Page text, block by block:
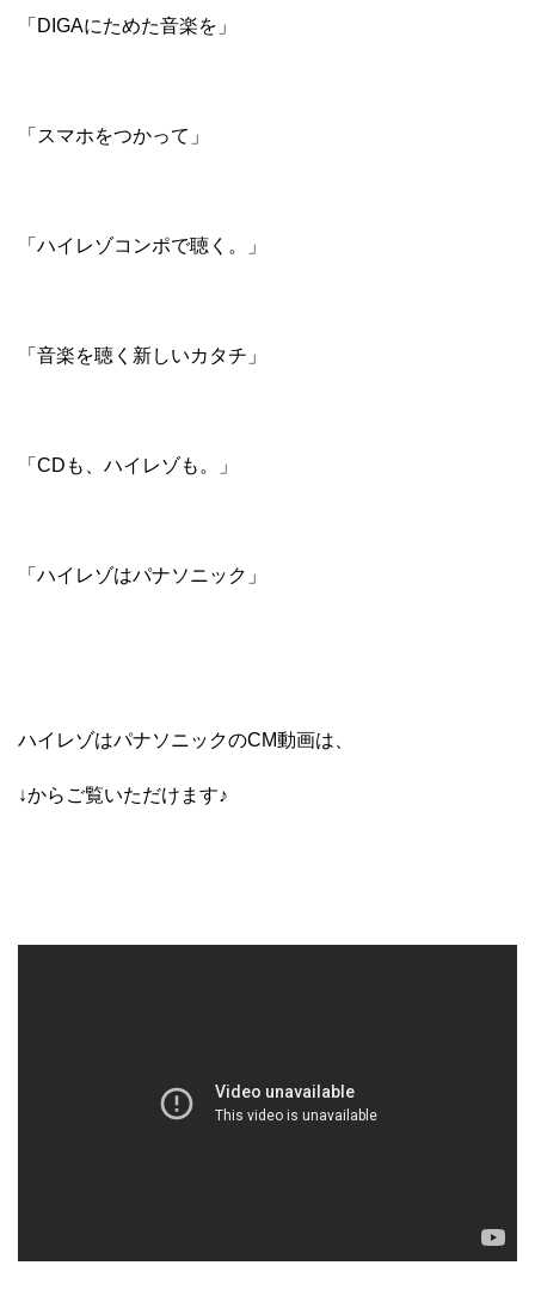
「DIGAにためた音楽を」
「スマホをつかって」
「ハイレゾコンポで聴く。」
「音楽を聴く新しいカタチ」
「CDも、ハイレゾも。」
「ハイレゾはパナソニック」
ハイレゾはパナソニックのCM動画は、
↓からご覧いただけます♪